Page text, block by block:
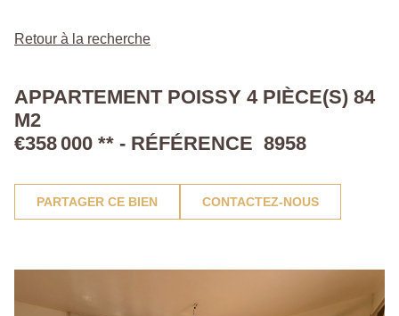
Retour à la recherche
APPARTEMENT POISSY 4 PIÈCE(S) 84
M2
€358 000 ** - RÉFÉRENCE 8958
PARTAGER CE BIEN CONTACTEZ-NOUS